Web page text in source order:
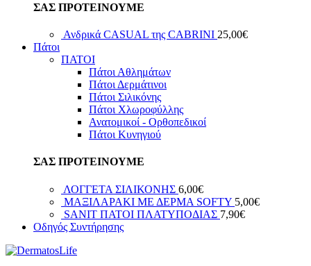
ΣΑΣ ΠΡΟΤΕΙΝΟΥΜΕ
Ανδρικά CASUAL της CABRINI 25,00€
Πάτοι
ΠΑΤΟΙ
Πάτοι Αθλημάτων
Πάτοι Δερμάτινοι
Πάτοι Σιλικόνης
Πάτοι Χλωροφύλλης
Ανατομικοί - Ορθοπεδικοί
Πάτοι Κυνηγιού
ΣΑΣ ΠΡΟΤΕΙΝΟΥΜΕ
ΛΟΓΓΕΤΑ ΣΙΛΙΚΟΝΗΣ 6,00€
ΜΑΞΙΛΑΡΑΚΙ ΜΕ ΔΕΡΜΑ SOFTY 5,00€
SANIT ΠΑΤΟΙ ΠΛΑΤΥΠΟΔΙΑΣ 7,90€
Οδηγός Συντήρησης